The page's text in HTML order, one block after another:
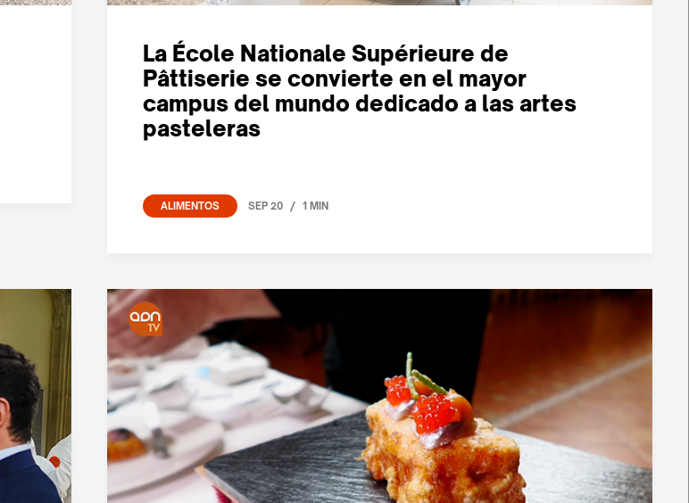
La École Nationale Supérieure de
Pâttiserie se convierte en el mayor
campus del mundo dedicado a las artes
pasteleras
ALIMENTOS SEP 20 / 1 MIN